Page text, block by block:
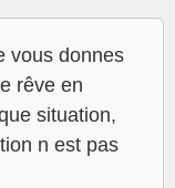
vous donnes
rêve en
situation,
n est pas